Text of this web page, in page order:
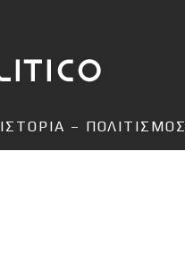
ΙΣΤΟΡΙΑ – ΠΟΛΙΤΙΣΜΟΣ